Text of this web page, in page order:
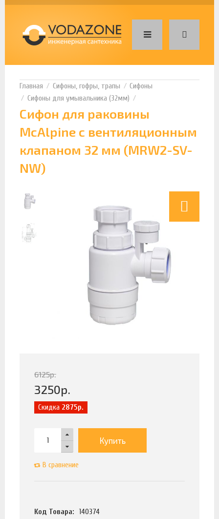
Сифоны, гофры, трапы
Сифоны
Сифоны для умывальника (32мм)
Сифон для раковины
McAlpine с вентиляционным
клапаном 32 мм (MRW2-SV-
NW)
6125р.
3250р.
Скидка 2875р.
Купить
В сравнение
Код Товара:
140374